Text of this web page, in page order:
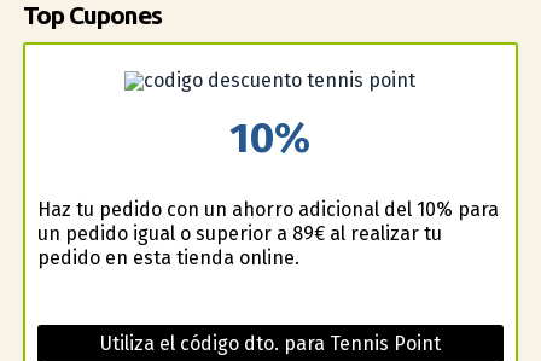
Top Cupones
10%
Haz tu pedido con un ahorro adicional del 10% para
un pedido igual o superior a 89€ al realizar tu
pedido en esta tienda online.
Utiliza el código dto. para Tennis Point